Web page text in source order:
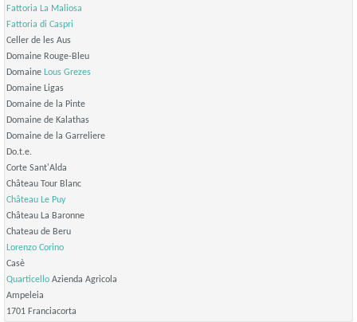
Fattoria La Maliosa
Fattoria di Caspri
Celler de les Aus
Domaine Rouge-Bleu
Domaine Lous Grezes
Domaine Ligas
Domaine de la Pinte
Domaine de Kalathas
Domaine de la Garreliere
Do.t.e.
Corte Sant'Alda
Château Tour Blanc
Château Le Puy
Château La Baronne
Chateau de Beru
Lorenzo Corino
Casè
Quarticello Azienda Agricola
Ampeleia
1701 Franciacorta